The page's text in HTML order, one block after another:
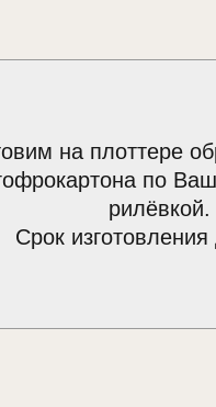
на плоттере
по
рилёвкой.
Срок